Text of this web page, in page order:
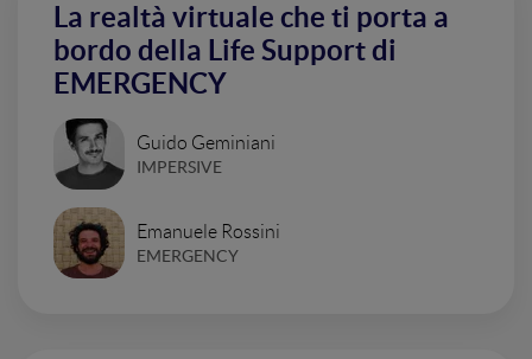
La realtà virtuale che ti porta a
bordo della Life Support di
EMERGENCY
Guido Geminiani
IMPERSIVE
Emanuele Rossini
EMERGENCY